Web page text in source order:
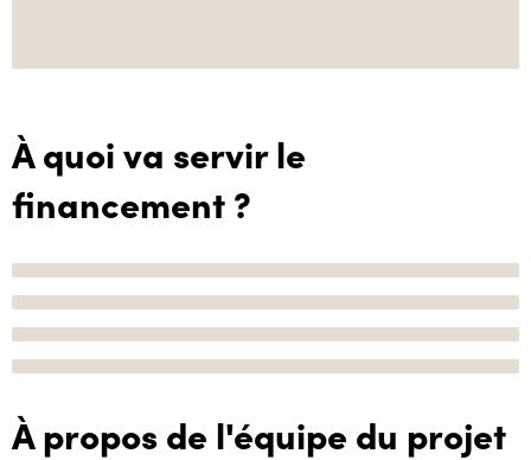
À quoi va servir le
financement ?
À propos de l'équipe du projet